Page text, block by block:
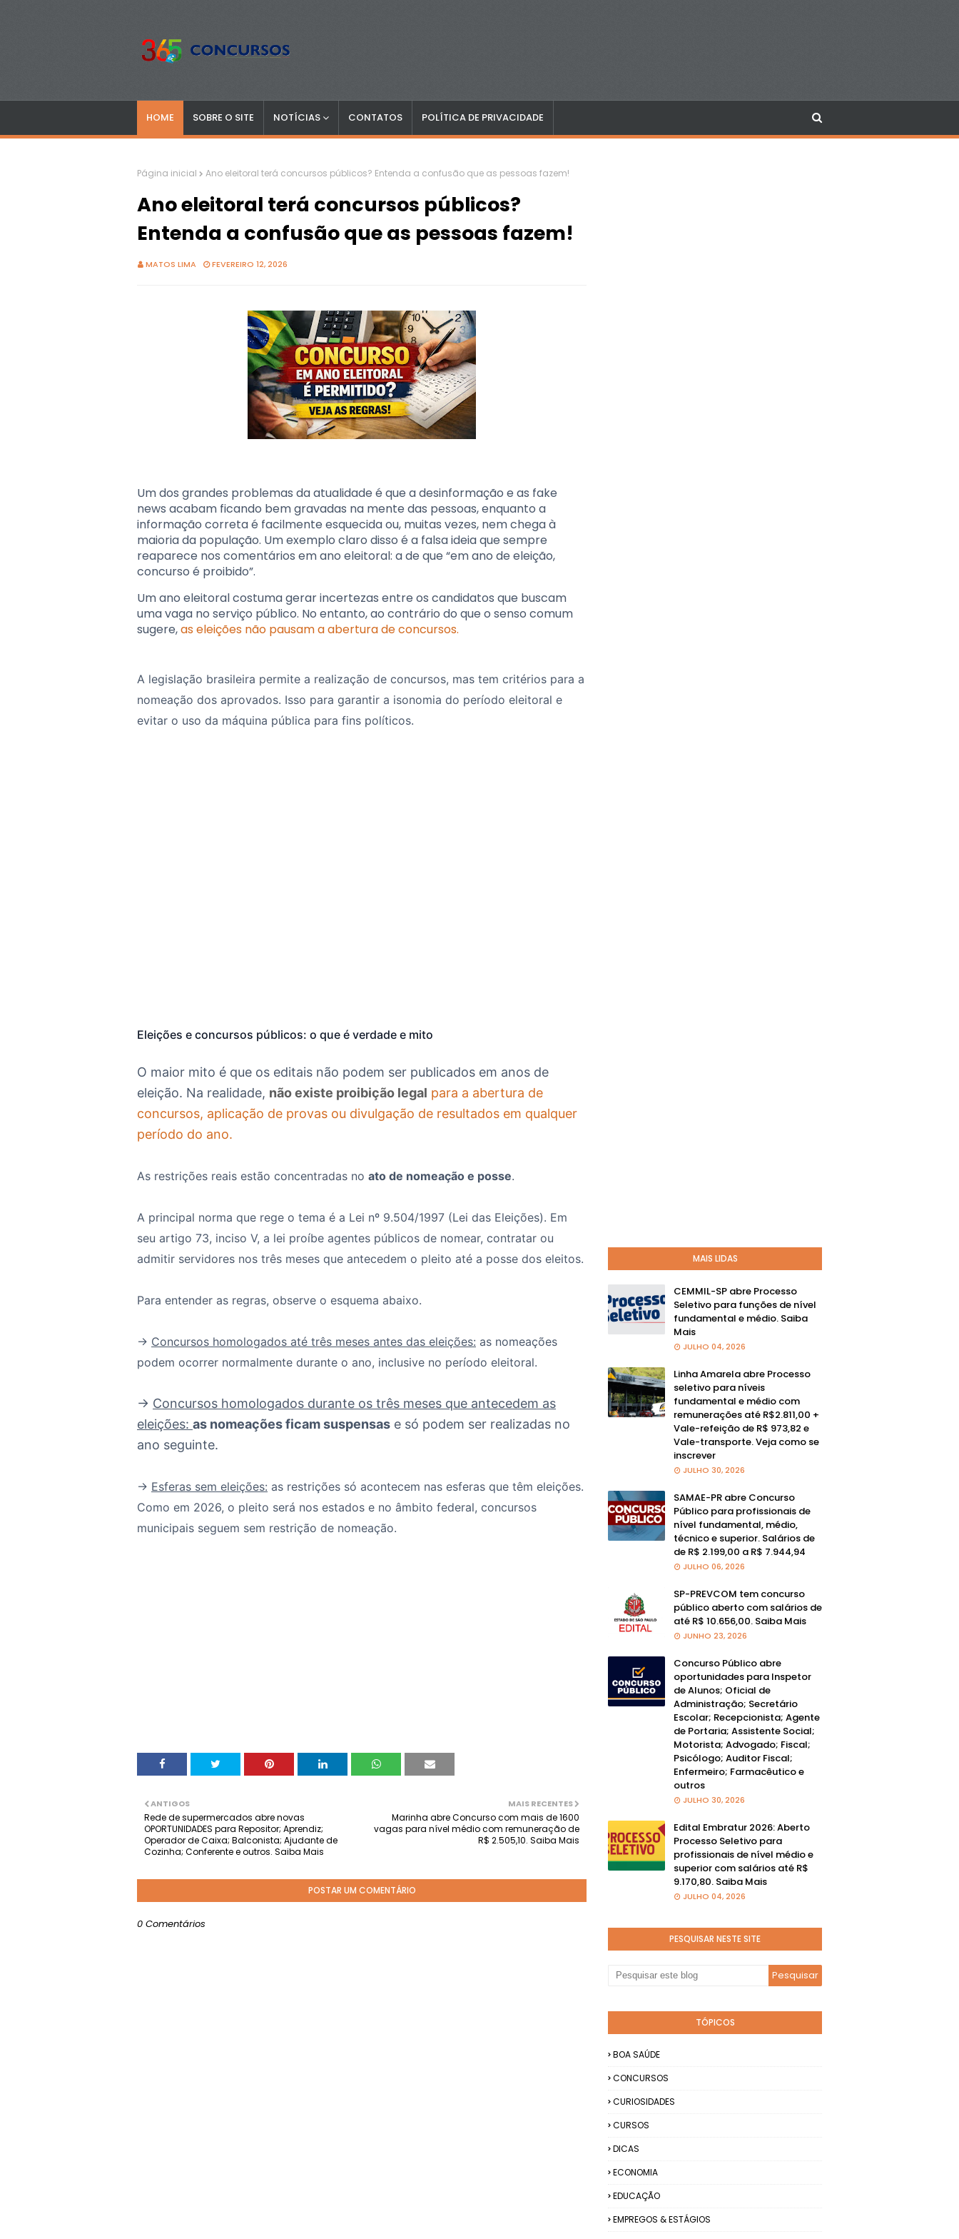
HOME SOBRE O SITE NOTÍCIAS CONTATOS POLÍTICA DE PRIVACIDADE
Página inicial Ano eleitoral terá concursos públicos? Entenda a confusão que as pessoas fazem!
Ano eleitoral terá concursos públicos?
Entenda a confusão que as pessoas fazem!
MATOS LIMA FEVEREIRO 12, 2026
Um dos grandes problemas da atualidade é que a desinformação e as fake
news acabam ficando bem gravadas na mente das pessoas, enquanto a
informação correta é facilmente esquecida ou, muitas vezes, nem chega à
maioria da população. Um exemplo claro disso é a falsa ideia que sempre
reaparece nos comentários em ano eleitoral: a de que “em ano de eleição,
concurso é proibido”.
Um ano eleitoral costuma gerar incertezas entre os candidatos que buscam
uma vaga no serviço público. No entanto, ao contrário do que o senso comum
sugere,as eleições não pausam a abertura de concursos.
A legislação brasileira permite a realização de concursos, mas tem critérios para a
nomeação dos aprovados. Isso para garantir a isonomia do período eleitoral e
evitar o uso da máquina pública para fins políticos.
Eleições e concursos públicos: o que é verdade e mito
O maior mito é que os editais não podem ser publicados em anos de
eleição. Na realidade, não existe proibição legal para a abertura de
concursos, aplicação de provas ou divulgação de resultados em qualquer
período do ano.
As restrições reais estão concentradas no ato de nomeação e posse.
A principal norma que rege o tema é a Lei nº 9.504/1997 (Lei das Eleições). Em
seu artigo 73, inciso V, a lei proíbe agentes públicos de nomear, contratar ou
admitir servidores nos três meses que antecedem o pleito até a posse dos eleitos.
Para entender as regras, observe o esquema abaixo.
→ Concursos homologados até três meses antes das eleições: as nomeações
podem ocorrer normalmente durante o ano, inclusive no período eleitoral.
→ Concursos homologados durante os três meses que antecedem as
eleições: as nomeações ficam suspensas e só podem ser realizadas no
ano seguinte.
→ Esferas sem eleições: as restrições só acontecem nas esferas que têm eleições.
Como em 2026, o pleito será nos estados e no âmbito federal, concursos
municipais seguem sem restrição de nomeação.
MAIS RECENTES
Marinha abre Concurso com mais de 1600
vagas para nível médio com remuneração de
R$ 2.505,10. Saiba Mais
ANTIGOS
Rede de supermercados abre novas
OPORTUNIDADES para Repositor; Aprendiz;
Operador de Caixa; Balconista; Ajudante de
Cozinha; Conferente e outros. Saiba Mais
POSTAR UM COMENTÁRIO
0 Comentários
MAIS LIDAS
CEMMIL-SP abre Processo
Seletivo para funções de nível
fundamental e médio. Saiba
Mais
JULHO 04, 2026
Linha Amarela abre Processo
seletivo para níveis
fundamental e médio com
remunerações até R$2.811,00 +
Vale-refeição de R$ 973,82 e
Vale-transporte. Veja como se
inscrever
JULHO 30, 2026
SAMAE-PR abre Concurso
Público para profissionais de
nível fundamental, médio,
técnico e superior. Salários de
de R$ 2.199,00 a R$ 7.944,94
JULHO 06, 2026
SP-PREVCOM tem concurso
público aberto com salários de
até R$ 10.656,00. Saiba Mais
JUNHO 23, 2026
Concurso Público abre
oportunidades para Inspetor
de Alunos; Oficial de
Administração; Secretário
Escolar; Recepcionista; Agente
de Portaria; Assistente Social;
Motorista; Advogado; Fiscal;
Psicólogo; Auditor Fiscal;
Enfermeiro; Farmacêutico e
outros
JULHO 30, 2026
Edital Embratur 2026: Aberto
Processo Seletivo para
profissionais de nível médio e
superior com salários até R$
9.170,80. Saiba Mais
JULHO 04, 2026
PESQUISAR NESTE SITE
TÓPICOS
BOA SAÚDE
CONCURSOS
CURIOSIDADES
CURSOS
DICAS
ECONOMIA
EDUCAÇÃO
EMPREGOS & ESTÁGIOS